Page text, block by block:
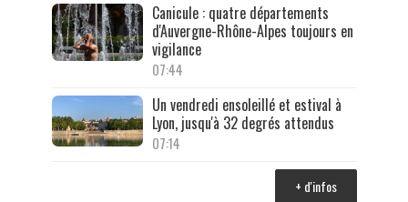
Canicule : quatre départements
d'Auvergne-Rhône-Alpes toujours en
vigilance
07:44
Un vendredi ensoleillé et estival à
Lyon, jusqu'à 32 degrés attendus
07:14
+ d'infos